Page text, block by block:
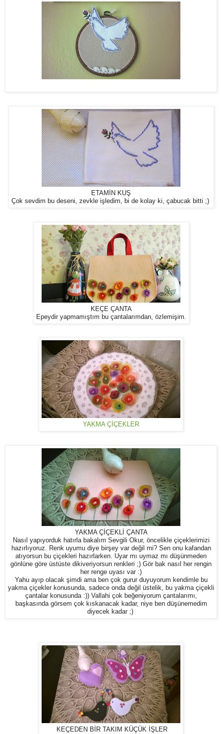
ETAMİN KUŞ
Çok sevdim bu deseni, zevkle işledim, bi de kolay ki, çabucak bitti ;)
KEÇE ÇANTA
Epeydir yapmamıştım bu çantalarımdan, özlemişim.
YAKMA ÇİÇEKLER
YAKMA ÇİÇEKLİ ÇANTA
Nasıl yapıyorduk hatırla bakalım Sevgili Okur, öncelikle çiçeklerimizi
hazırlıyoruz. Renk uyumu diye birşey var değil mi? Sen onu kafandan
atıyorsun bu çiçekleri hazırlarken. Uyar mı uymaz mı düşünmeden
gönlüne göre üstüste dikiveriyorsun renkleri ;) Gör bak nasıl her rengin
her renge uyası var :)
Yahu ayıp olacak şimdi ama ben çok gurur duyuyorum kendimle bu
yakma çiçekler konusunda, sadece onda değil üstelik, bu yakma çiçekli
çantalar konusunda :)) Vallahi çok beğeniyorum çantalarımı,
başkasında görsem çok kıskanacak kadar, niye ben düşünemedim
diyecek kadar ;)
KEÇEDEN BİR TAKIM KÜÇÜK İŞLER